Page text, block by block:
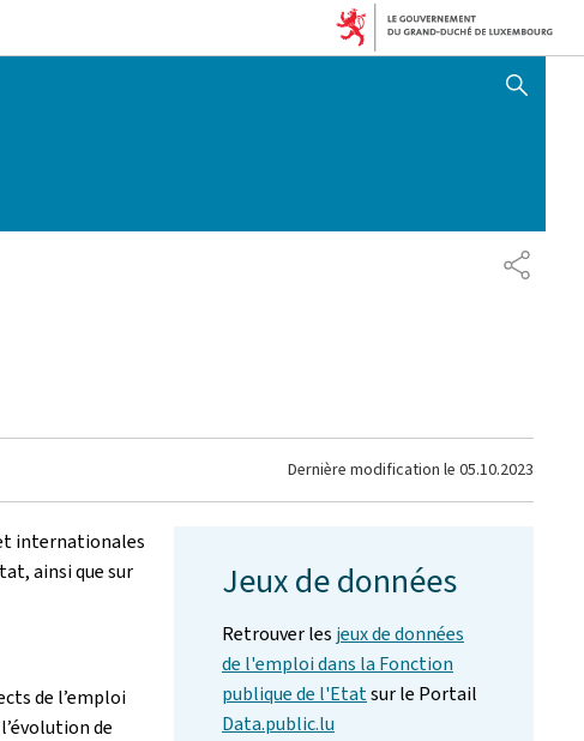
AFFICHER / MASQUER
Dernière modification le 05.10.2023
internationales
ainsi que sur
de l’emploi
de
Jeux de données
Retrouver les jeux de données
de l'emploi dans la Fonction
publique de l'Etatsur le Portail
Data.public.lu